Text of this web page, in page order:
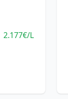
2.177€/L